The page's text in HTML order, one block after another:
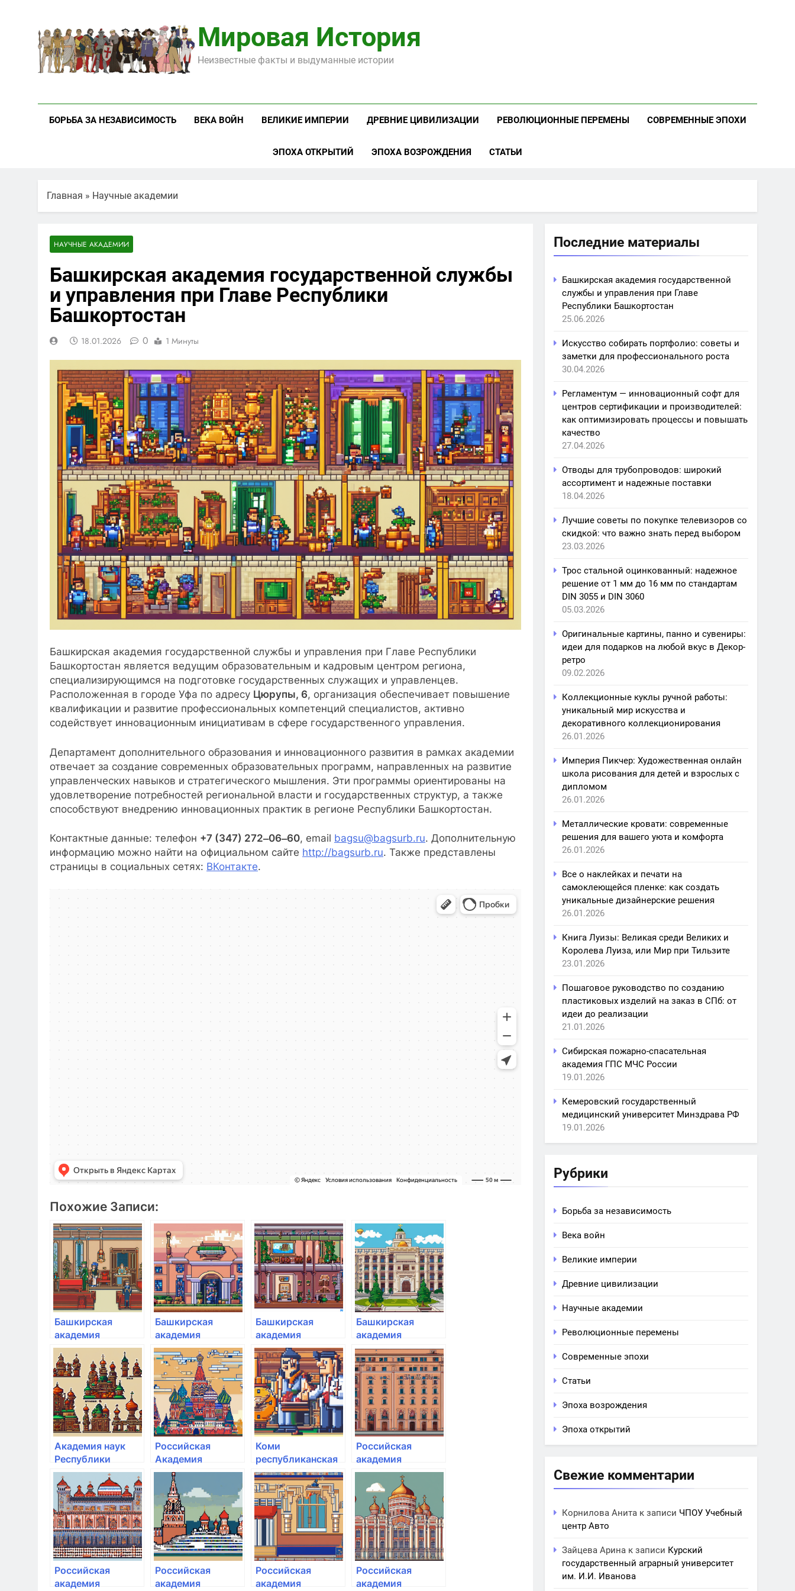
содержимому
Мировая История
Неизвестные факты и выдуманные истории
БОРЬБА ЗА НЕЗАВИСИМОСТЬ ВЕКА ВОЙН ВЕЛИКИЕ ИМПЕРИИ ДРЕВНИЕ ЦИВИЛИЗАЦИИ РЕВОЛЮЦИОННЫЕ ПЕРЕМЕНЫ СОВРЕМЕННЫЕ ЭПОХИ
ЭПОХА ОТКРЫТИЙ ЭПОХА ВОЗРОЖДЕНИЯ СТАТЬИ
Главная » Научные академии
НАУЧНЫЕ АКАДЕМИИ
Башкирская академия государственной службы
и управления при Главе Республики
Башкортостан
18.01.2026 0 1 Минуты
Башкирская академия государственной службы и управления при Главе Республики
Башкортостан является ведущим образовательным и кадровым центром региона,
специализирующимся на подготовке государственных служащих и управленцев.
Расположенная в городе Уфа по адресу Цюрупы, 6, организация обеспечивает повышение
квалификации и развитие профессиональных компетенций специалистов, активно
содействует инновационным инициативам в сфере государственного управления.
Департамент дополнительного образования и инновационного развития в рамках академии
отвечает за создание современных образовательных программ, направленных на развитие
управленческих навыков и стратегического мышления. Эти программы ориентированы на
удовлетворение потребностей региональной власти и государственных структур, а также
способствуют внедрению инновационных практик в регионе Республики Башкортостан.
Контактные данные: телефон +7 (347) 272‒06‒60, email bagsu@bagsurb.ru. Дополнительную
информацию можно найти на официальном сайте http://bagsurb.ru. Также представлены
страницы в социальных сетях: ВКонтакте.
Похожие Записи:
Башкирская
академия
государственной
службы и
управления при
Главе Республики
Башкортостан
Башкирская
академия
государственной
службы и
управления при
Главе Республики
Башкортостан
Башкирская
академия
государственной
службы и
управления при
Главе Республики
Башкортостан
Башкирская
академия
государственной
службы и
управления при
Главе Республики
Башкортостан
Академия наук
Республики
Башкортостан
Российская
Академия
народного
хозяйства и
Государственной
службы при
Президенте РФ
Коми
республиканская
академия
государственной
службы и
управления
Российская
академия
народного
хозяйства и
государственной
службы при
Президенте РФ
Российская
академия
Российская
академия
Российская
академия
Российская
академия
Последние материалы
Башкирская академия государственной
службы и управления при Главе
Республики Башкортостан
25.06.2026
Искусство собирать портфолио: советы и
заметки для профессионального роста
30.04.2026
Регламентум — инновационный софт для
центров сертификации и производителей:
как оптимизировать процессы и повышать
качество
27.04.2026
Отводы для трубопроводов: широкий
ассортимент и надежные поставки
18.04.2026
Лучшие советы по покупке телевизоров со
скидкой: что важно знать перед выбором
23.03.2026
Трос стальной оцинкованный: надежное
решение от 1 мм до 16 мм по стандартам
DIN 3055 и DIN 3060
05.03.2026
Оригинальные картины, панно и сувениры:
идеи для подарков на любой вкус в Декор-
ретро
09.02.2026
Коллекционные куклы ручной работы:
уникальный мир искусства и
декоративного коллекционирования
26.01.2026
Империя Пикчер: Художественная онлайн
школа рисования для детей и взрослых с
дипломом
26.01.2026
Металлические кровати: современные
решения для вашего уюта и комфорта
26.01.2026
Все о наклейках и печати на
самоклеющейся пленке: как создать
уникальные дизайнерские решения
26.01.2026
Книга Луизы: Великая среди Великих и
Королева Луиза, или Мир при Тильзите
23.01.2026
Пошаговое руководство по созданию
пластиковых изделий на заказ в СПб: от
идеи до реализации
21.01.2026
Сибирская пожарно-спасательная
академия ГПС МЧС России
19.01.2026
Кемеровский государственный
медицинский университет Минздрава РФ
19.01.2026
Рубрики
Борьба за независимость
Века войн
Великие империи
Древние цивилизации
Научные академии
Революционные перемены
Современные эпохи
Статьи
Эпоха возрождения
Эпоха открытий
Свежие комментарии
Корнилова Анита к записи ЧПОУ Учебный
центр Авто
Зайцева Арина к записи Курский
государственный аграрный университет
им. И.И. Иванова